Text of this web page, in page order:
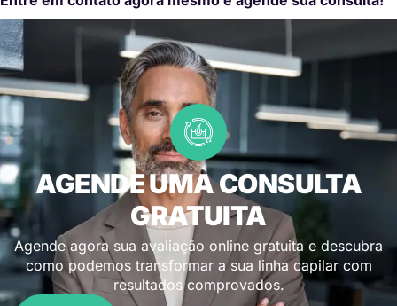
AGENDE UMA CONSULTA
GRATUITA
Agende agora sua avaliação online gratuita e descubra
como podemos transformar a sua linha capilar com
resultados comprovados.